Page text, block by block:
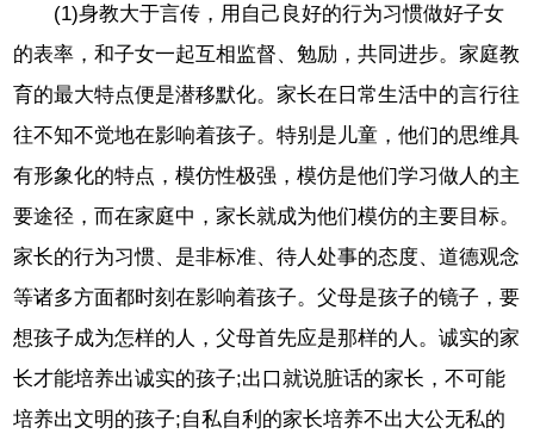
(1)身教大于言传，用自己良好的行为习惯做好子女
的表率，和子女一起互相监督、勉励，共同进步。家庭教
育的最大特点便是潜移默化。家长在日常生活中的言行往
往不知不觉地在影响着孩子。特别是儿童，他们的思维具
有形象化的特点，模仿性极强，模仿是他们学习做人的主
要途径，而在家庭中，家长就成为他们模仿的主要目标。
家长的行为习惯、是非标准、待人处事的态度、道德观念
等诸多方面都时刻在影响着孩子。父母是孩子的镜子，要
想孩子成为怎样的人，父母首先应是那样的人。诚实的家
长才能培养出诚实的孩子;出口就说脏话的家长，不可能
培养出文明的孩子;自私自利的家长培养不出大公无私的